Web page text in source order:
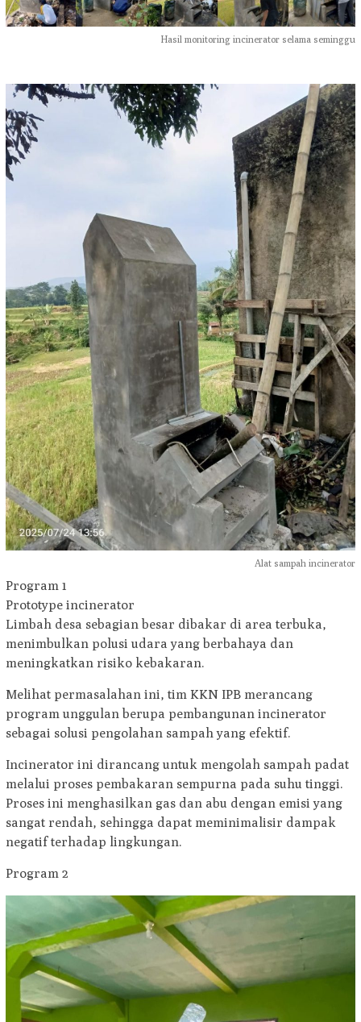
Hasil monitoring incinerator selama seminggu
Alat sampah incinerator
Program 1
Prototype incinerator
Limbah desa sebagian besar dibakar di area terbuka,
menimbulkan polusi udara yang berbahaya dan
meningkatkan risiko kebakaran.
Melihat permasalahan ini, tim KKN IPB merancang
program unggulan berupa pembangunan incinerator
sebagai solusi pengolahan sampah yang efektif.
Incinerator ini dirancang untuk mengolah sampah padat
melalui proses pembakaran sempurna pada suhu tinggi.
Proses ini menghasilkan gas dan abu dengan emisi yang
sangat rendah, sehingga dapat meminimalisir dampak
negatif terhadap lingkungan.
Program 2